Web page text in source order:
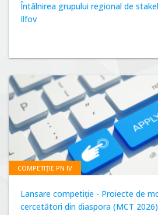
Întâlnirea grupului regional de
Ilfov
COMPETIȚIE PN IV
Lansare competiție - Proiecte de
cercetători din diaspora (MCT 2026)